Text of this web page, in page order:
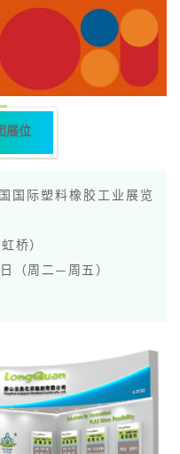
展位
国际塑料橡胶工业展览
桥）
（周二—周五）